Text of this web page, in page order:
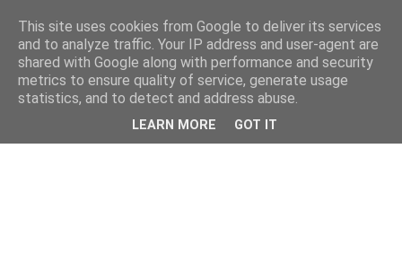
This site uses cookies from Google to deliver its services
and to analyze traffic. Your IP address and user-agent are
shared with Google along with performance and security
metrics to ensure quality of service, generate usage
statistics, and to detect and address abuse.
LEARN MORE GOT IT